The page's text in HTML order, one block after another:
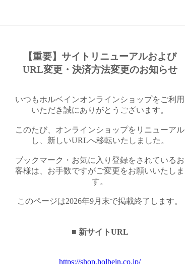
【重要】サイトリニューアルおよび
URL変更・決済方法変更のお知らせ
いつもホルベインオンラインショップをご利用
いただき誠にありがとうございます。
このたび、オンラインショップをリニューアル
し、新しいURLへ移転いたしました。
ブックマーク・お気に入り登録をされているお
客様は、お手数ですがご変更をお願いいたしま
す。
このページは2026年9月末で掲載終了します。
■ 新サイトURL
https://shop.holbein.co.jp/